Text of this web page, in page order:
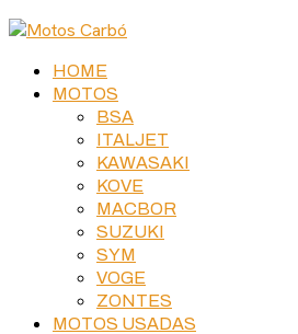
HOME
MOTOS
BSA
ITALJET
KAWASAKI
KOVE
MACBOR
SUZUKI
SYM
VOGE
ZONTES
MOTOS USADAS